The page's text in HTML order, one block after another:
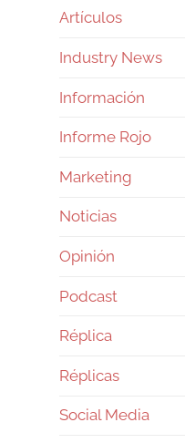
Artículos
Industry News
Información
Informe Rojo
Marketing
Noticias
Opinión
Podcast
Réplica
Réplicas
Social Media